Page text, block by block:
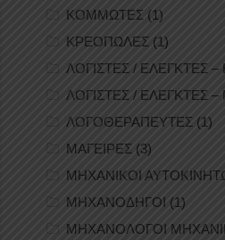
ΚΟΜΜΩΤΕΣ (1)
ΚΡΕΟΠΩΛΕΣ (1)
ΛΟΓΙΣΤΕΣ / ΕΛΕΓΚΤΕΣ –
ΛΟΓΙΣΤΕΣ / ΕΛΕΓΚΤΕΣ
ΛΟΓΟΘΕΡΑΠΕΥΤΕΣ (1)
ΜΑΓΕΙΡΕΣ (3)
ΜΗΧΑΝΙΚΟΙ
ΜΗΧΑΝΟΔΗΓΟΙ (1)
ΜΗΧΑΝΟΛΟΓΟΙ